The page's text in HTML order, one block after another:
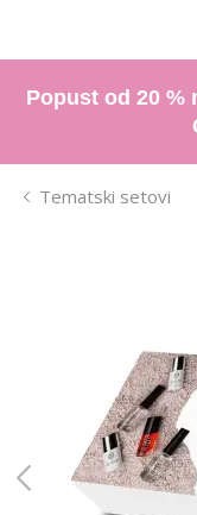
Popust od 20 %
Tematski setovi